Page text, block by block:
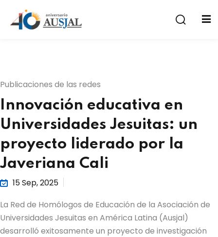
Publicaciones de las redes
Innovación educativa en
Universidades Jesuitas: un
proyecto liderado por la
Javeriana Cali
15 Sep, 2025
La Red de Homólogos de Educación de la Asociación de
Universidades Jesuitas en América Latina (Ausjal)
desarrolló exitosamente un proyecto de investigación